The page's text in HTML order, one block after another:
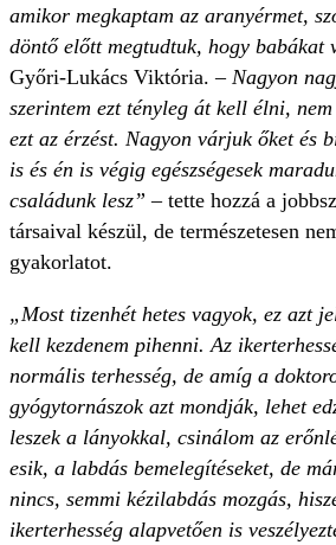
amikor megkaptam az aranyérmet,
döntő előtt megtudtuk, hogy
Győri-Lukács Viktória. – Nagyon
szerintem ezt tényleg át kell élni,
ezt az érzést. Nagyon várjuk őket és
is és én is végig egészségesek
családunk lesz” – tette hozzá a
társaival készül, de természetesen
gyakorlatot.
„Most tizenhét hetes vagyok, ez azt
kell kezdenem pihenni. Az
normális terhesség, de amíg a
gyógytornászok azt mondják, lehet
leszek a lányokkal, csinálom az
esik, a labdás bemelegítéseket, de
nincs, semmi kézilabdás mozgás,
ikerterhesség alapvetően is